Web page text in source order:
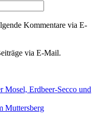
Kommentare via E-
via E-Mail.
Mosel, Erdbeer-Secco und
Muttersberg